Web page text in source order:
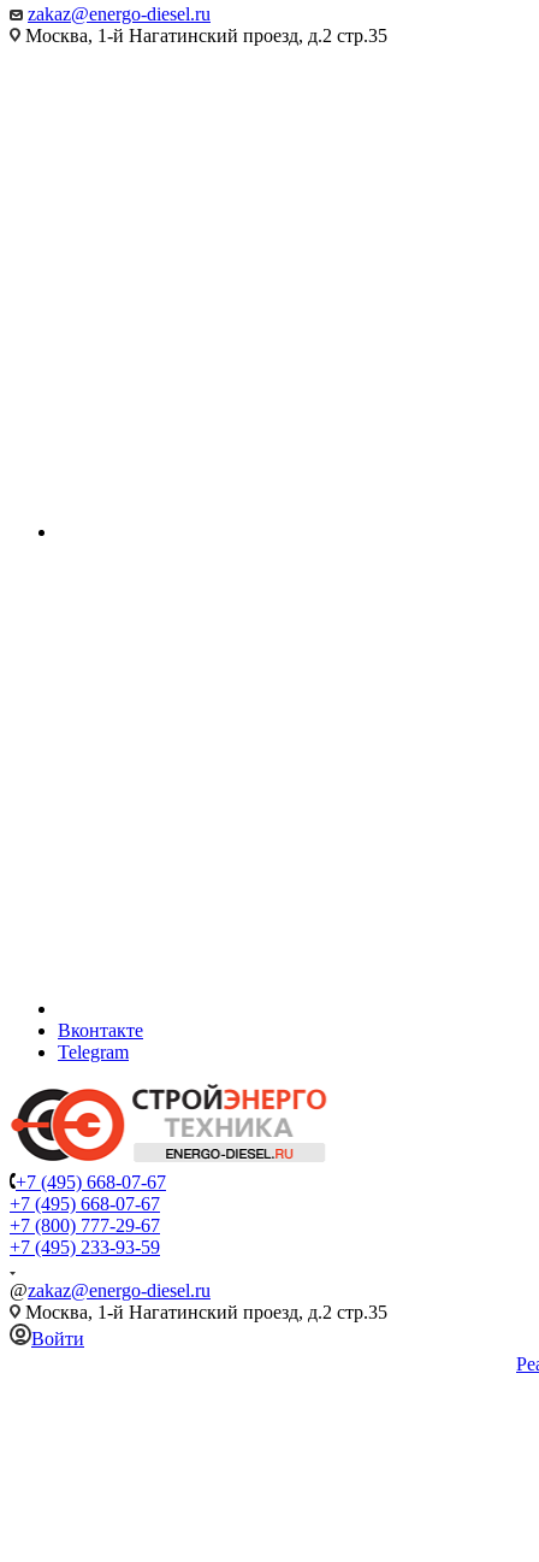
zakaz@energo-diesel.ru
Москва, 1-й Нагатинский проезд, д.2 стр.35
Вконтакте
Telegram
+7 (495) 668-07-67
+7 (495) 668-07-67
+7 (800) 777-29-67
+7 (495) 233-93-59
@zakaz@energo-diesel.ru
Москва, 1-й Нагатинский проезд, д.2 стр.35
Войти